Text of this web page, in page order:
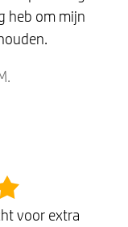
heb om mijn
voor extra